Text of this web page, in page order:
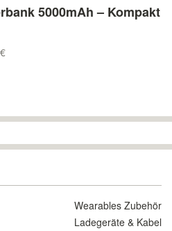
5000mAh – Kompakt
Wearables Zubehör
Ladegeräte & Kabel